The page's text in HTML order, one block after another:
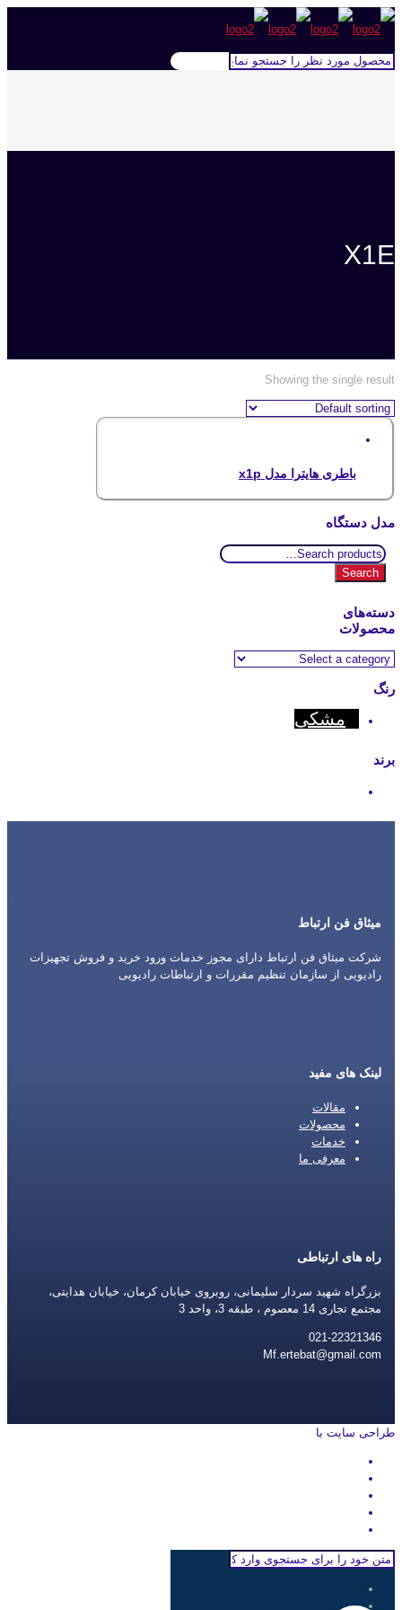
X1E
Showing the single result
باطری هایترا مدل x1p
مدل دستگاه
Search
for:
Search
دسته‌های
محصولات
رنگ
مشکی
برند
میثاق فن ارتباط
شرکت میثاق فن ارتباط دارای مجوز خدمات ورود خرید و فروش تجهیزات
رادیویی از سازمان تنظیم مقررات و ارتباطات رادیویی
لینک های مفید
مقالات
محصولات
خدمات
معرفی ما
راه های ارتباطی
بزرگراه شهید سردار سلیمانی، روبروی خیابان کرمان، خیابان هدایتی،
مجتمع تجاری 14 معصوم ، طبقه 3، واحد 3
021-22321346
Mf.ertebat@gmail.com
طراحی سایت با